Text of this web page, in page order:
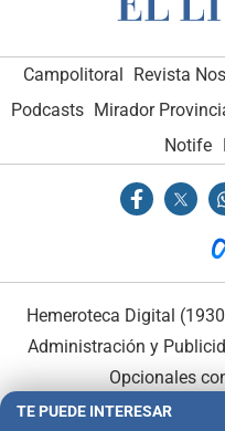
Campolitoral Revista
Podcasts Mirador
Notife
Hemeroteca Digital
Administración y
Opcionales
TE PUEDE INTERESAR